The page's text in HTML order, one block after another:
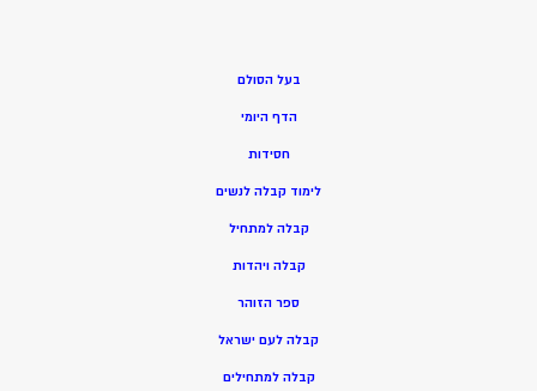
בעל הסולם
הדף היומי
חסידות
לימוד קבלה לנשים
קבלה למתחיל
קבלה ויהדות
ספר הזוהר
קבלה לעם ישראל
קבלה למתחילים